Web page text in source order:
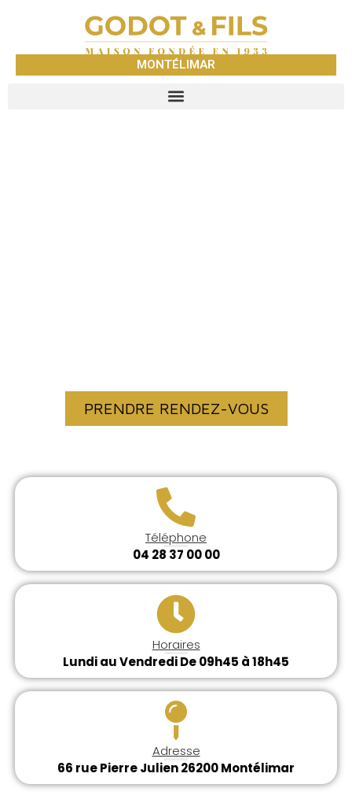
MONTÉLIMAR
PRENDRE RENDEZ-VOUS
Téléphone
04 28 37 00 00
Horaires
Lundi au Vendredi De 09h45 à 18h45
Adresse
66 rue Pierre Julien 26200 Montélimar